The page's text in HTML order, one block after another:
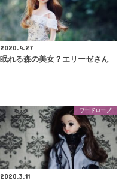
2020.4.27
眠れる森の美女？エリーゼさん
ワードローブ
2020.3.11